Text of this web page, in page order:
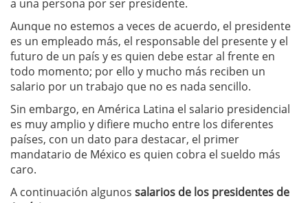
a una persona por ser presidente.
Aunque no estemos a veces de acuerdo, el presidente
es un empleado más, el responsable del presente y el
futuro de un país y es quien debe estar al frente en
todo momento; por ello y mucho más reciben un
salario por un trabajo que no es nada sencillo.
Sin embargo, en América Latina el salario presidencial
es muy amplio y difiere mucho entre los diferentes
países, con un dato para destacar, el primer
mandatario de México es quien cobra el sueldo más
caro.
A continuación algunos salarios de los presidentes de